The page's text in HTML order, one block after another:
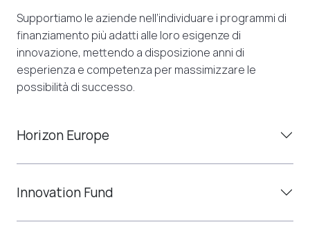
Supportiamo le aziende nell’individuare i programmi di
finanziamento più adatti alle loro esigenze di
innovazione, mettendo a disposizione anni di
esperienza e competenza per massimizzare le
possibilità di successo.
Horizon Europe
Innovation Fund